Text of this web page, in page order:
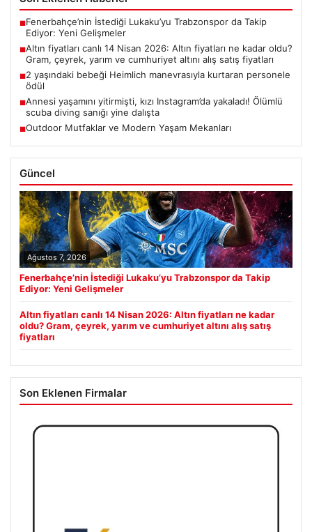
■Fenerbahçe’nin İstediği Lukaku’yu Trabzonspor da Takip
Ediyor: Yeni Gelişmeler
■Altın fiyatları canlı 14 Nisan 2026: Altın fiyatları ne kadar oldu?
Gram, çeyrek, yarım ve cumhuriyet altını alış satış fiyatları
■2 yaşındaki bebeği Heimlich manevrasıyla kurtaran personele
ödül
■Annesi yaşamını yitirmişti, kızı Instagram’da yakaladı! Ölümlü
scuba diving sanığı yine dalışta
■Outdoor Mutfaklar ve Modern Yaşam Mekanları
Güncel
Ağustos 7, 2026
Fenerbahçe’nin İstediği Lukaku’yu Trabzonspor da Takip
Ediyor: Yeni Gelişmeler
Altın fiyatları canlı 14 Nisan 2026: Altın fiyatları ne kadar
oldu? Gram, çeyrek, yarım ve cumhuriyet altını alış satış
fiyatları
Son Eklenen Firmalar